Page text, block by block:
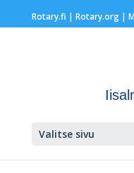
Rotary.fi | Rotary.org|
Valitse sivu